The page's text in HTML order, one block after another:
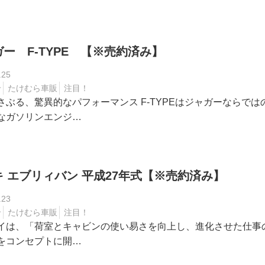
ー F-TYPE 【※売約済み】
たけむら車販 注目！
ぶる、驚異的なパフォーマンス F-TYPEはジャガーならでは
ガソリンエンジ…
エブリィバン 平成27年式【※売約済み】
たけむら車販 注目！
は、「荷室とキャビンの使い易さを向上し、進化させた仕事
コンセプトに開…